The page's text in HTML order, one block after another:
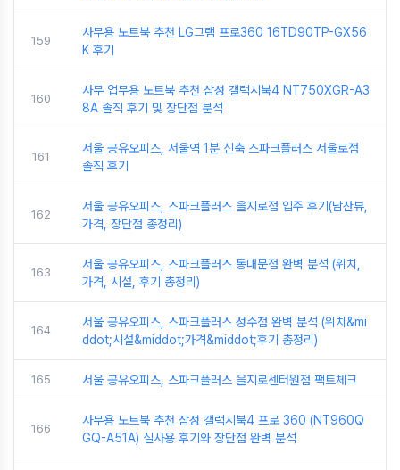
159
사무용 노트북 추천 LG그램 프로360 16TD90TP-GX56
K 후기
160
사무 업무용 노트북 추천 삼성 갤럭시북4 NT750XGR-A3
8A 솔직 후기 및 장단점 분석
161
서울 공유오피스, 서울역 1분 신축 스파크플러스 서울로점
솔직 후기
162
서울 공유오피스, 스파크플러스 을지로점 입주 후기(남산뷰,
가격, 장단점 총정리)
163
서울 공유오피스, 스파크플러스 동대문점 완벽 분석 (위치,
가격, 시설, 후기 총정리)
164
서울 공유오피스, 스파크플러스 성수점 완벽 분석 (위치&mi
ddot;시설&middot;가격&middot;후기 총정리)
165 서울 공유오피스, 스파크플러스 을지로센터원점 팩트체크
166
사무용 노트북 추천 삼성 갤럭시북4 프로 360 (NT960Q
GQ-A51A) 실사용 후기와 장단점 완벽 분석